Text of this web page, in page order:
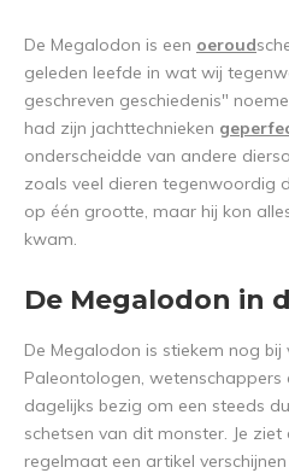
De Megalodon is een oeroud
geleden leefde in wat wij
geschreven geschiedenis"
had zijn jachttechnieken
onderscheidde van andere
zoals veel dieren tegenwoordig
op één grootte, maar hij kon
kwam.
De Megalodon in
De Megalodon is stiekem nog bij
Paleontologen,
dagelijks bezig om een steeds
schetsen van dit monster. Je
regelmaat een artikel